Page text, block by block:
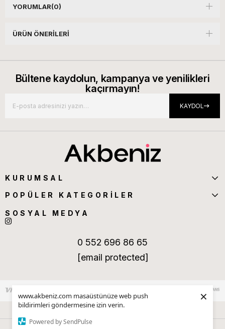
www.akbeniz.com masaüstünüze web push
bildirimleri göndermesine izin verin.
Powered by SendPulse
×
YORUMLAR(0)
ÜRÜN ÖNERILERI
Bültene kaydolun, kampanya ve yenilikleri
kaçırmayın!
KAYDOL
KURUMSAL
POPÜLER KATEGORİLER
SOSYAL MEDYA
0 552 696 86 65
[email protected]